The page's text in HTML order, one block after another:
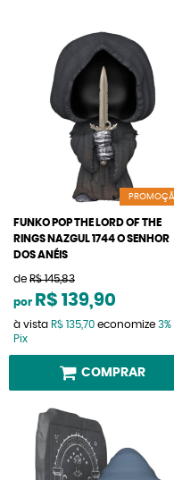
FUNKO POP THE LORD OF THE
RINGS NAZGUL 1744 O SENHOR
DOS ANÉIS
de R$ 145,83
por R$ 139,90
à vista R$ 135,70 economize 3%
Pix
COMPRAR